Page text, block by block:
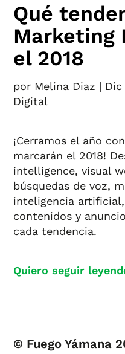
Qué
Marketing
el 2018
por Melina Diaz | Dic
Digital
¡Cerramos el año
marcarán el 2018!
intelligence, visual
búsquedas de voz,
inteligencia
contenidos y
cada tendencia.
Quiero seguir
© Fuego Yámana